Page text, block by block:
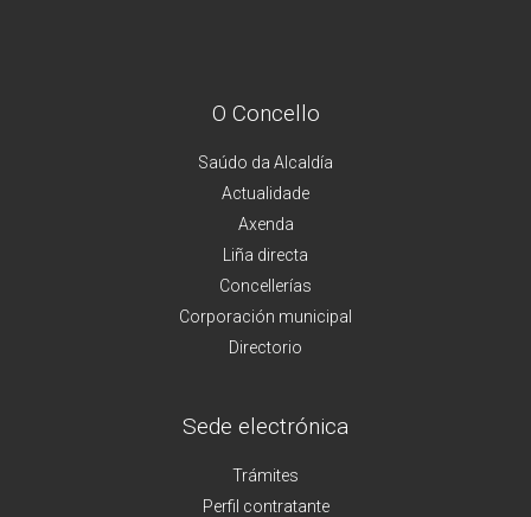
O Concello
Saúdo da Alcaldía
Actualidade
Axenda
Liña directa
Concellerías
Corporación municipal
Directorio
Sede electrónica
Trámites
Perfil contratante